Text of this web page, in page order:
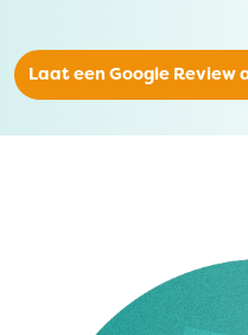
Laat een Google Review